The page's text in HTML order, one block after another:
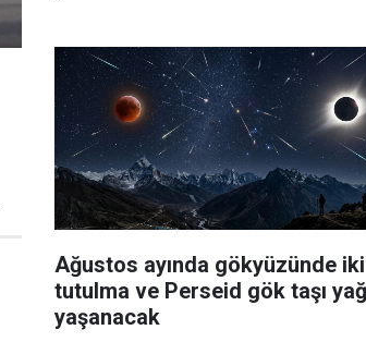
Ağustos ayında gökyüzünde iki
tutulma ve Perseid gök taşı
yaşanacak